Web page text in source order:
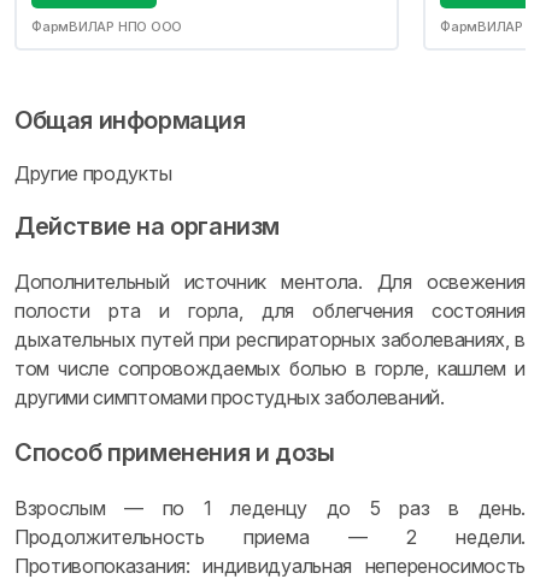
ФармВИЛАР НПО ООО ФармВИЛАР
Общая информация
Другие продукты
Действие на организм
Дополнительный источник ментола. Для освежения
полости рта и горла, для облегчения состояния
дыхательных путей при респираторных заболеваниях, в
том числе сопровождаемых болью в горле, кашлем и
другими симптомами простудных заболеваний.
Способ применения и дозы
Взрослым — по 1 леденцу до 5 раз в день.
Продолжительность приема — 2 недели.
Противопоказания: индивидуальная непереносимость